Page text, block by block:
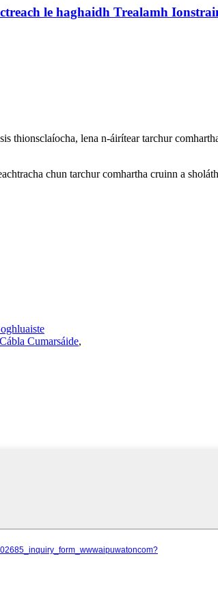
le haghaidh Trealamh
thionsclaíocha, lena n-áirítear tarchur
chun tarchur comhartha cruinn a
Cábla Cumarsáide,